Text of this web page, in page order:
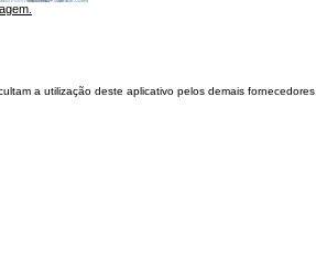
a utilização deste aplicativo pelos demais fornecedores.